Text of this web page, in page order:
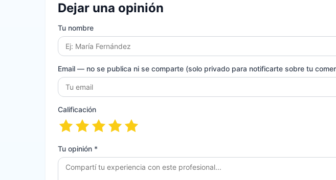
Dejar una opinión
Tu nombre
Email — no se publica ni se comparte (solo privado para notificarte sobre tu
Calificación
Tu opinión *